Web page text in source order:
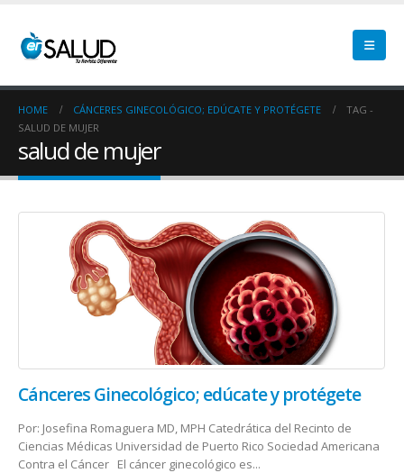
HOME CÁNCERES GINECOLÓGICO; EDÚCATE Y PROTÉGETE
TAG -
SALUD DE MUJER
salud de mujer
Cánceres Ginecológico; edúcate y protégete
Por: Josefina Romaguera MD, MPH Catedrática del Recinto de
Ciencias Médicas Universidad de Puerto Rico Sociedad Americana
Contra el Cáncer El cáncer ginecológico es...